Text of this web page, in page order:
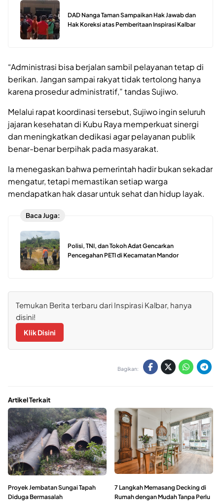
DAD Nanga Taman Sampaikan Hak Jawab dan
Hak Koreksi atas Pemberitaan Inspirasi Kalbar
“Administrasi bisa berjalan sambil pelayanan tetap di
berikan. Jangan sampai rakyat tidak tertolong hanya
karena prosedur administratif,” tandas Sujiwo.
Melalui rapat koordinasi tersebut, Sujiwo ingin seluruh
jajaran kesehatan di Kubu Raya memperkuat sinergi
dan meningkatkan dedikasi agar pelayanan publik
benar-benar berpihak pada masyarakat.
Ia menegaskan bahwa pemerintah hadir bukan sekadar
mengatur, tetapi memastikan setiap warga
mendapatkan hak dasar untuk sehat dan hidup layak.
Baca Juga:
Polisi, TNI, dan Tokoh Adat Gencarkan
Pencegahan PETI di Kecamatan Mandor
Temukan Berita terbaru dari Inspirasi Kalbar, hanya
disini!
Klik Disini
Bagikan:
Artikel Terkait
Proyek Jembatan Sungai Tapah
Diduga Bermasalah
7 Langkah Memasang Decking di
Rumah dengan Mudah Tanpa Perlu